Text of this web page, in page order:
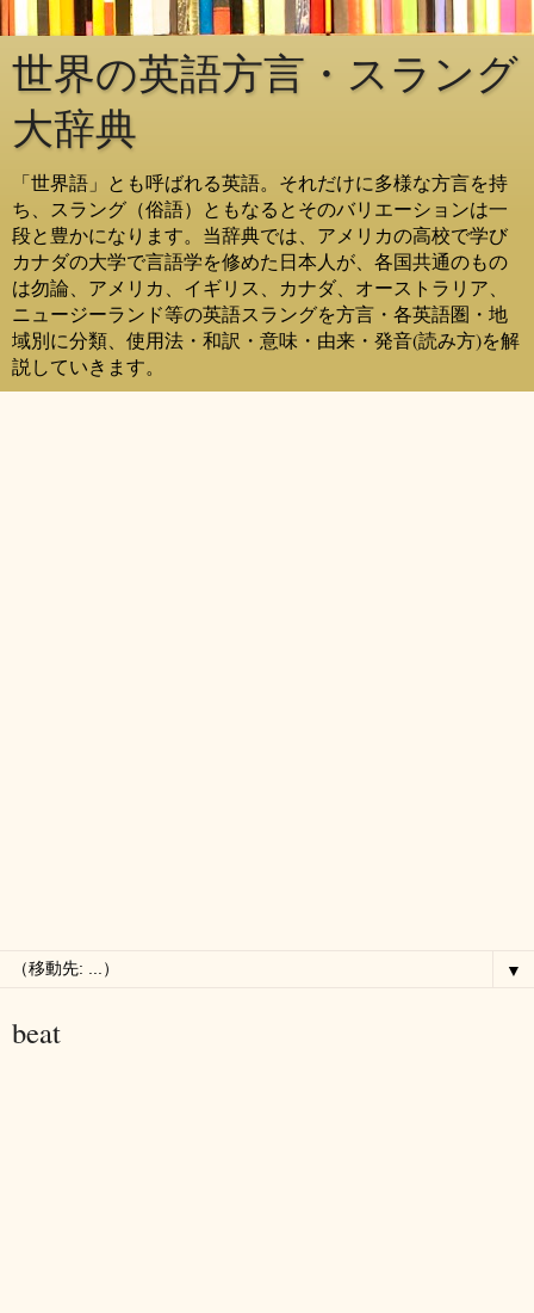
世界の英語方言・スラング
大辞典
「世界語」とも呼ばれる英語。それだけに多様な方言を持
ち、スラング（俗語）ともなるとそのバリエーションは一
段と豊かになります。当辞典では、アメリカの高校で学び
カナダの大学で言語学を修めた日本人が、各国共通のもの
は勿論、アメリカ、イギリス、カナダ、オーストラリア、
ニュージーランド等の英語スラングを方言・各英語圏・地
域別に分類、使用法・和訳・意味・由来・発音(読み方)を解
説していきます。
▼
beat